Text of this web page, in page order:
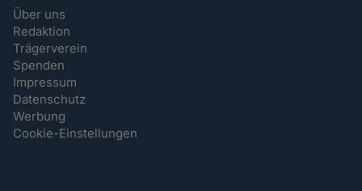
Über uns
Redaktion
Trägerverein
Spenden
Impressum
Datenschutz
Werbung
Cookie-Einstellungen